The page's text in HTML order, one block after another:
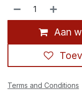
Aan
Terms and Conditions